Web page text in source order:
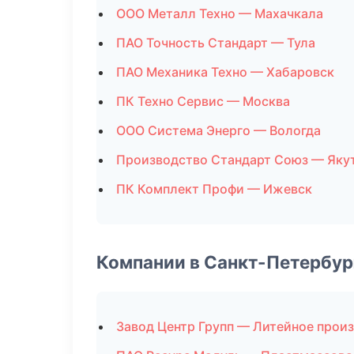
ООО Металл Техно — Махачкала
ПАО Точность Стандарт — Тула
ПАО Механика Техно — Хабаровск
ПК Техно Сервис — Москва
ООО Система Энерго — Вологда
Производство Стандарт Союз —
ПК Комплект Профи — Ижевск
Компании в Санкт-
Завод Центр Групп — Литейное